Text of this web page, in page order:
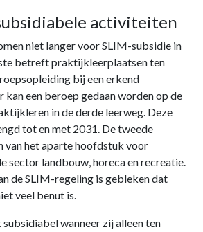
activiteiten
niet langer voor SLIM-subsidie in
betreft praktijkleerplaatsen ten
bij een erkend
een beroep gedaan worden op de
in de derde leerweg. Deze
tot en met 2031. De tweede
van het aparte hoofdstuk voor
sector landbouw, horeca en recreatie.
de SLIM-regeling is gebleken dat
veel benut is.
wanneer zij alleen ten